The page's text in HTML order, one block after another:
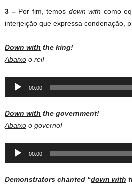
3 – Por fim, temos down with como
interjeição que expressa condenação,
Down with the king!
Abaixo o rei!
Audio
00:00
Down with the government!
Abaixo o governo!
Audio
00:00
Demonstrators chanted “down with